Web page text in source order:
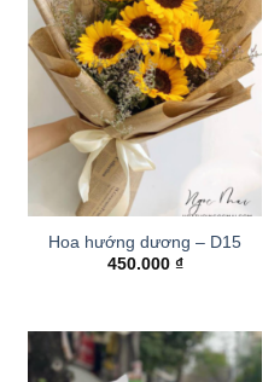
Hoa hướng dương – D15
450.000 ₫